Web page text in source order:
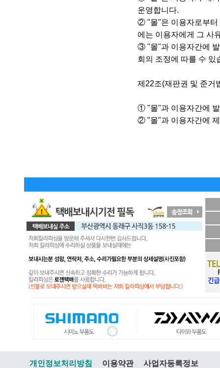
운영합니다.
② "몰"은 이용자로부터
에는 이용자에게 그 사
③ "몰"과 이용자간에
회의 조정에 따를 수 있
제22조(재판권 및 준거
① "몰"과 이용자간에
② "몰"과 이용자간에
개인정보처리방침 이용약관 사업자등록정보